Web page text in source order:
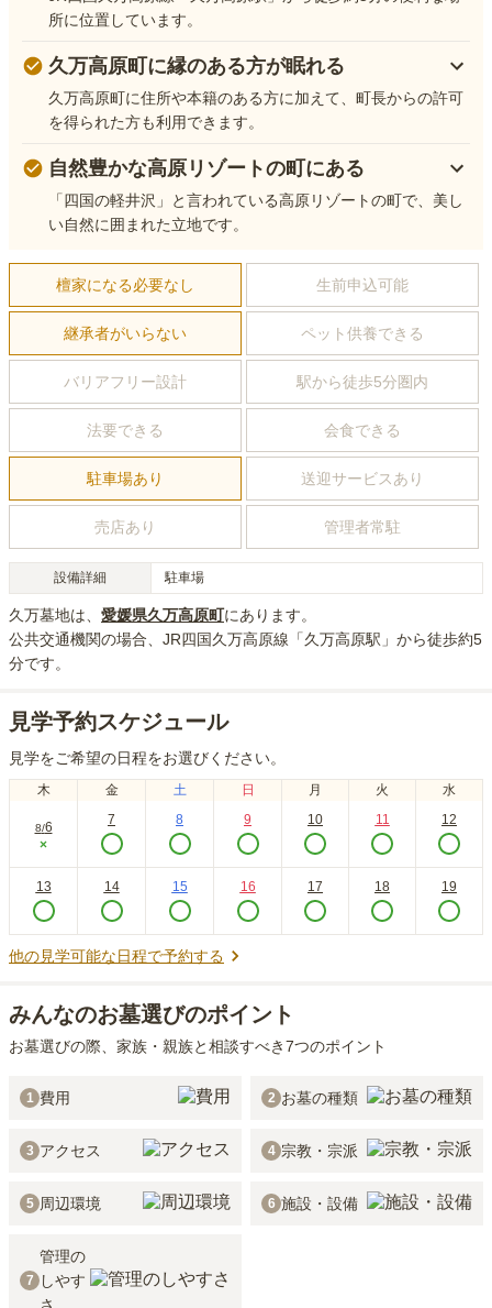
所に位置しています。
久万高原町に縁のある方が眠れる
久万高原町に住所や本籍のある方に加えて、町長からの許可
を得られた方も利用できます。
自然豊かな高原リゾートの町にある
「四国の軽井沢」と言われている高原リゾートの町で、美し
い自然に囲まれた立地です。
檀家になる必要なし 生前申込可能
継承者がいらない ペット供養できる
バリアフリー設計 駅から徒歩5分圏内
法要できる 会食できる
駐車場あり 送迎サービスあり
売店あり 管理者常駐
設備詳細 駐車場
久万墓地は、 愛媛県久万高原町にあり ます。
公共交通機関の場合、JR四国久万高原線「久万高原駅」から徒歩約5
分です。
見学予約スケジュール
見学をご希望の日程をお選びください。
木 金 土 日 月 火 水
8/6
×
7 8 9 10 11 12
13 14 15 16 17 18 19
他の見学可能な日程で予約する
みんなのお墓選びのポイント
お墓選びの際、家族・親族と相談すべき7つのポイント
1 費用 2 お墓の種類
3 アクセス 4 宗教・宗派
5 周辺環境 6 施設・設備
7
管理の
しやす